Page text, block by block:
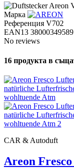
Марка
Референция V702
EAN13
No reviews
16 продукта в
CAR & Autoduft
Areon